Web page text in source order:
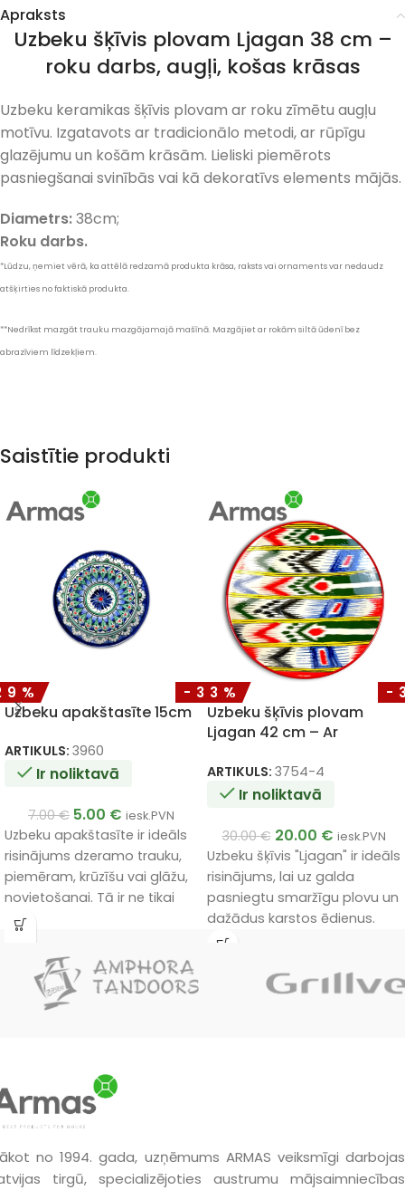
Apraksts
Uzbeku šķīvis plovam Ljagan 38 cm –
roku darbs, augļi, košas krāsas
Uzbeku keramikas šķīvis plovam ar roku zīmētu augļu
motīvu. Izgatavots ar tradicionālo metodi, ar rūpīgu
glazējumu un košām krāsām. Lieliski piemērots
pasniegšanai svinībās vai kā dekoratīvs elements mājās.
Diametrs:38cm;
Roku darbs.
*Lūdzu, ņemiet vērā, ka attēlā redzamā produkta krāsa, raksts vai ornaments var nedaudz
atšķirties no faktiskā produkta.
**Nedrīkst mazgāt trauku mazgājamajā mašīnā. Mazgājiet ar rokām siltā ūdenī bez
abrazīviem līdzekļiem.
Saistītie produkti
Uzbeku apakštasīte 15cm
ARTIKULS: 3960
Ir noliktavā
7.00€ 5.00 € iesk.PVN
Uzbeku apakštasīte ir ideāls
risinājums dzeramo trauku,
piemēram, krūzīšu vai glāžu,
novietošanai. Tā ir ne tikai
funkcionāla, bet arī
iederēsies gan mājas, gan
svētku galdā.
-33%
Uzbeku šķīvis plovam
Ljagan 42 cm – Ar
ARTIKULS: 3754-4
Ir noliktavā
30.00€ 20.00 € iesk.PVN
Uzbeku šķīvis "Ljagan" ir ideāls
risinājums, lai uz galda
pasniegtu smaržīgu plovu un
dažādus karstos ēdienus.
-
no 1994. gada, uzņēmums ARMAS veiksmīgi darbojas
tirgū, specializējoties austrumu mājsaimniecības